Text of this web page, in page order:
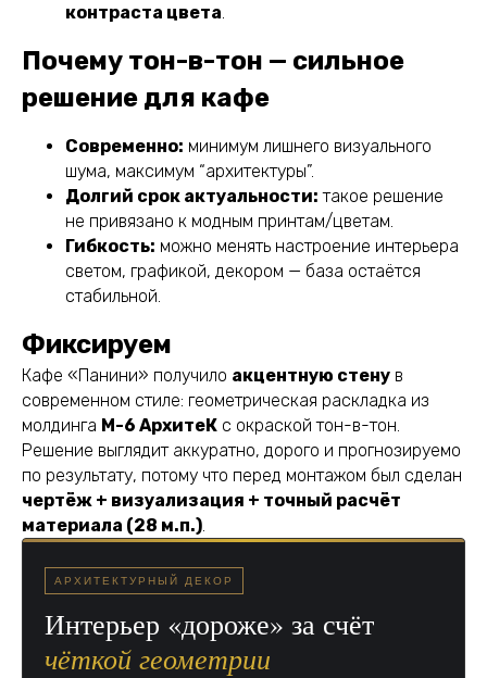
контраста цвета.
Почему тон-в-тон — сильное
решение для кафе
Современно: минимум лишнего визуального
шума, максимум “архитектуры”.
Долгий срок актуальности: такое решение
не привязано к модным принтам/цветам.
Гибкость: можно менять настроение интерьера
светом, графикой, декором — база остаётся
стабильной.
Фиксируем
Кафе «Панини» получило акцентную стену в
современном стиле: геометрическая раскладка из
молдинга М-6 АрхитеК с окраской тон-в-тон.
Решение выглядит аккуратно, дорого и прогнозируемо
по результату, потому что перед монтажом был сделан
чертёж + визуализация + точный расчёт
материала (28 м.п.).
АРХИТЕКТУРНЫЙ ДЕКОР
Интерьер «дороже» за счёт
чёткой геометрии